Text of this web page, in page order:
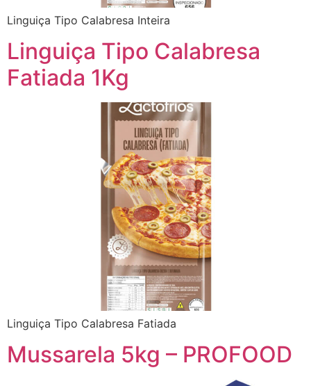
Linguiça Tipo Calabresa Inteira
Linguiça Tipo Calabresa
Fatiada 1Kg
Linguiça Tipo Calabresa Fatiada
Mussarela 5kg – PROFOOD